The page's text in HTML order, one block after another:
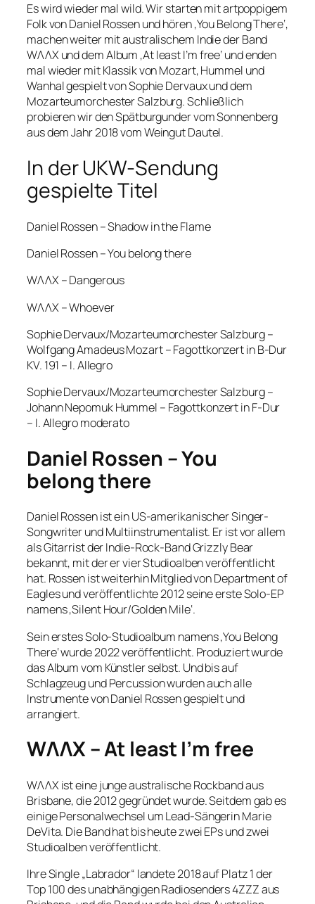
Es wird wieder mal wild. Wir starten mit artpoppigem
Folk von Daniel Rossen und hören ‚You Belong There‘,
machen weiter mit australischem Indie der Band
WΛΛX und dem Album ‚At least I’m free‘ und enden
mal wieder mit Klassik von Mozart, Hummel und
Wanhal gespielt von Sophie Dervaux und dem
Mozarteumorchester Salzburg. Schließlich
probieren wir den Spätburgunder vom Sonnenberg
aus dem Jahr 2018 vom Weingut Dautel.
In der UKW-Sendung
gespielte Titel
Daniel Rossen – Shadow in the Flame
Daniel Rossen – You belong there
WΛΛX – Dangerous
WΛΛX – Whoever
Sophie Dervaux/Mozarteumorchester Salzburg –
Wolfgang Amadeus Mozart – Fagottkonzert in B-Dur
KV. 191 – I. Allegro
Sophie Dervaux/Mozarteumorchester Salzburg –
Johann Nepomuk Hummel – Fagottkonzert in F-Dur
– I. Allegro moderato
Daniel Rossen – You
belong there
Daniel Rossen ist ein US-amerikanischer Singer-
Songwriter und Multiinstrumentalist. Er ist vor allem
als Gitarrist der Indie-Rock-Band Grizzly Bear
bekannt, mit der er vier Studioalben veröffentlicht
hat. Rossen ist weiterhin Mitglied von Department of
Eagles und veröffentlichte 2012 seine erste Solo-EP
namens ‚Silent Hour/Golden Mile‘.
Sein erstes Solo-Studioalbum namens ‚You Belong
There‘ wurde 2022 veröffentlicht. Produziert wurde
das Album vom Künstler selbst. Und bis auf
Schlagzeug und Percussion wurden auch alle
Instrumente von Daniel Rossen gespielt und
arrangiert.
WΛΛX – At least I’m free
WΛΛX ist eine junge australische Rockband aus
Brisbane, die 2012 gegründet wurde. Seitdem gab es
einige Personalwechsel um Lead-Sängerin Marie
DeVita. Die Band hat bis heute zwei EPs und zwei
Studioalben veröffentlicht.
Ihre Single „Labrador“ landete 2018 auf Platz 1 der
Top 100 des unabhängigen Radiosenders 4ZZZ aus